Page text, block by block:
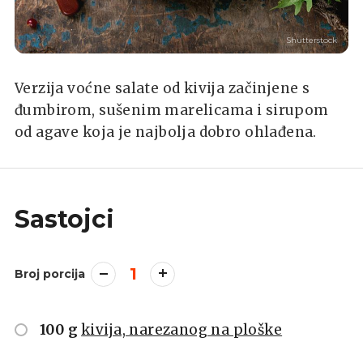
Shutterstock
Verzija voćne salate od kivija začinjene s
đumbirom, sušenim marelicama i sirupom
od agave koja je najbolja dobro ohlađena.
Sastojci
Broj porcija 1
100 g kivija, narezanog na ploške